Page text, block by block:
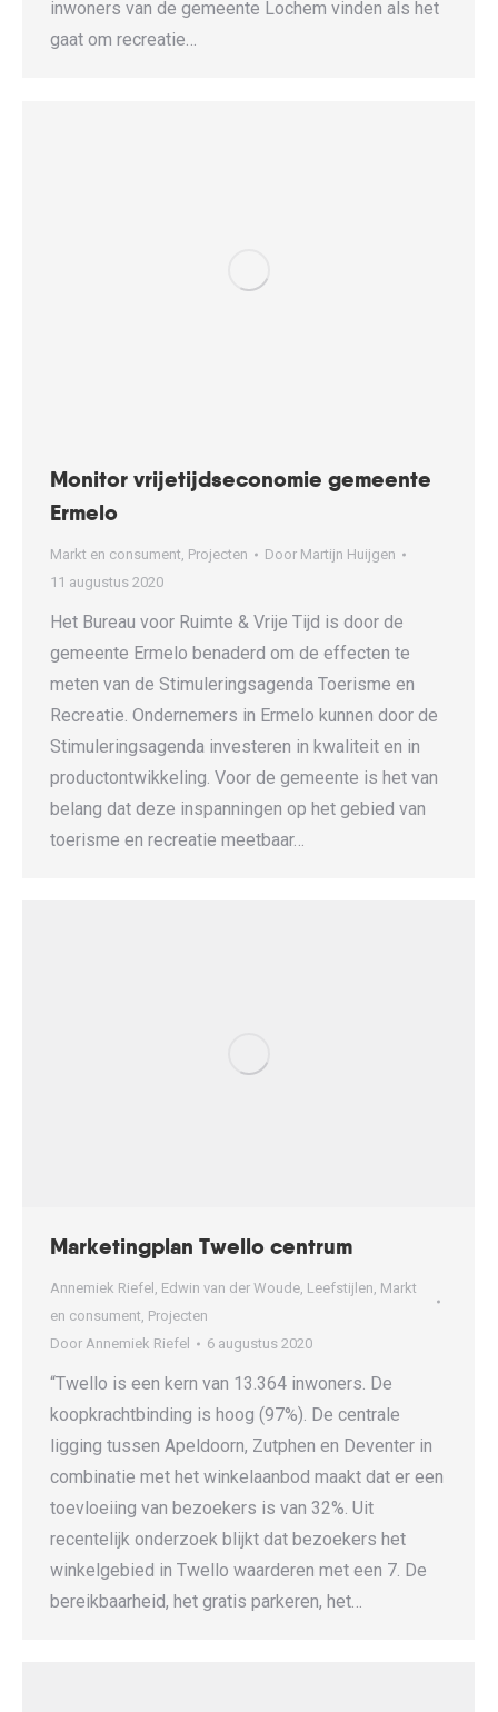
inwoners van de gemeente Lochem vinden als het
gaat om recreatie…
Monitor vrijetijdseconomie gemeente
Ermelo
Markt en consument, Projecten Door Martijn Huijgen
11 augustus 2020
Het Bureau voor Ruimte & Vrije Tijd is door de
gemeente Ermelo benaderd om de effecten te
meten van de Stimuleringsagenda Toerisme en
Recreatie. Ondernemers in Ermelo kunnen door de
Stimuleringsagenda investeren in kwaliteit en in
productontwikkeling. Voor de gemeente is het van
belang dat deze inspanningen op het gebied van
toerisme en recreatie meetbaar…
Marketingplan Twello centrum
Annemiek Riefel , Edwin van der Woude, Leefstijlen, Markt
en consument, Projecten
Door Annemiek Riefel 6 augustus 2020
“Twello is een kern van 13.364 inwoners. De
koopkrachtbinding is hoog (97%). De centrale
ligging tussen Apeldoorn, Zutphen en Deventer in
combinatie met het winkelaanbod maakt dat er een
toevloeiing van bezoekers is van 32%. Uit
recentelijk onderzoek blijkt dat bezoekers het
winkelgebied in Twello waarderen met een 7. De
bereikbaarheid, het gratis parkeren, het…